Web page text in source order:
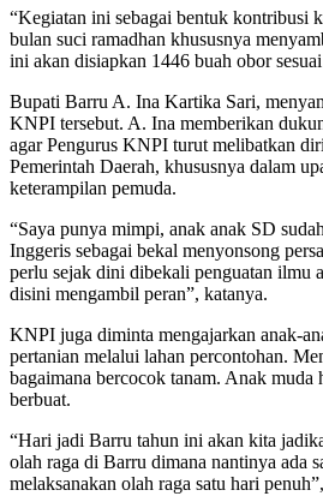
“Kegiatan ini sebagai bentuk kontribusi
bulan suci ramadhan khususnya
ini akan disiapkan 1446 buah obor
Bupati Barru A. Ina Kartika Sari,
KNPI tersebut. A. Ina memberikan
agar Pengurus KNPI turut melibatkan
Pemerintah Daerah, khususnya dalam
keterampilan pemuda.
“Saya punya mimpi, anak anak SD
Inggeris sebagai bekal menyonsong
perlu sejak dini dibekali penguatan ilmu
disini mengambil peran”, katanya.
KNPI juga diminta mengajarkan anak-
pertanian melalui lahan percontohan.
bagaimana bercocok tanam. Anak muda
berbuat.
“Hari jadi Barru tahun ini akan kita
olah raga di Barru dimana nantinya ada
melaksanakan olah raga satu hari